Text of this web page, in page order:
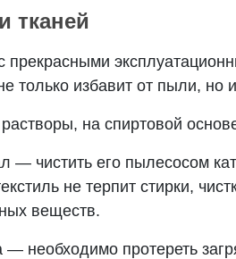
тканей
только избавит от пыли, но
на спиртовой
— чистить его пылесосом
не терпит стирки,
веществ.
необходимо протереть